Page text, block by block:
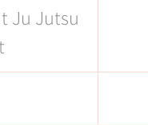
Ju Jutsu